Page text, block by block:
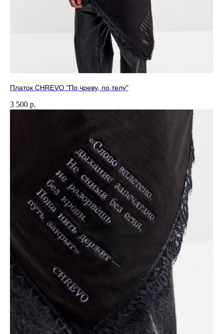
Платок CHREVO "По чреву, по телу"
3 500 р.